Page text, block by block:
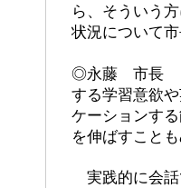
ら、そういう
状況について
◎永藤 市長 オ
する学習意欲
ケーションす
を伸ばすこと
実践的に会話